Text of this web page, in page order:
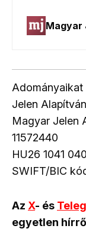
Jelen
Magyar Jelen
11572440
HU26 1041
SWIFT/BIC
Az X- és
egyetlen